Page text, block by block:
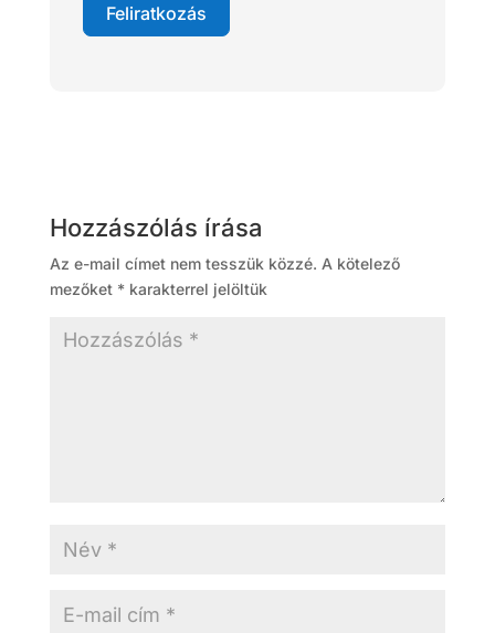
Feliratkozás
Hozzászólás írása
Az e-mail címet nem tesszük közzé. A kötelező
mezőket *karakterrel jelöltük